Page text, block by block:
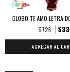
GLOBO TE AMO LETRA
$726